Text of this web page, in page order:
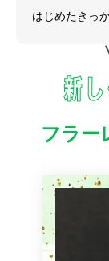
はじめたきっ
フラー